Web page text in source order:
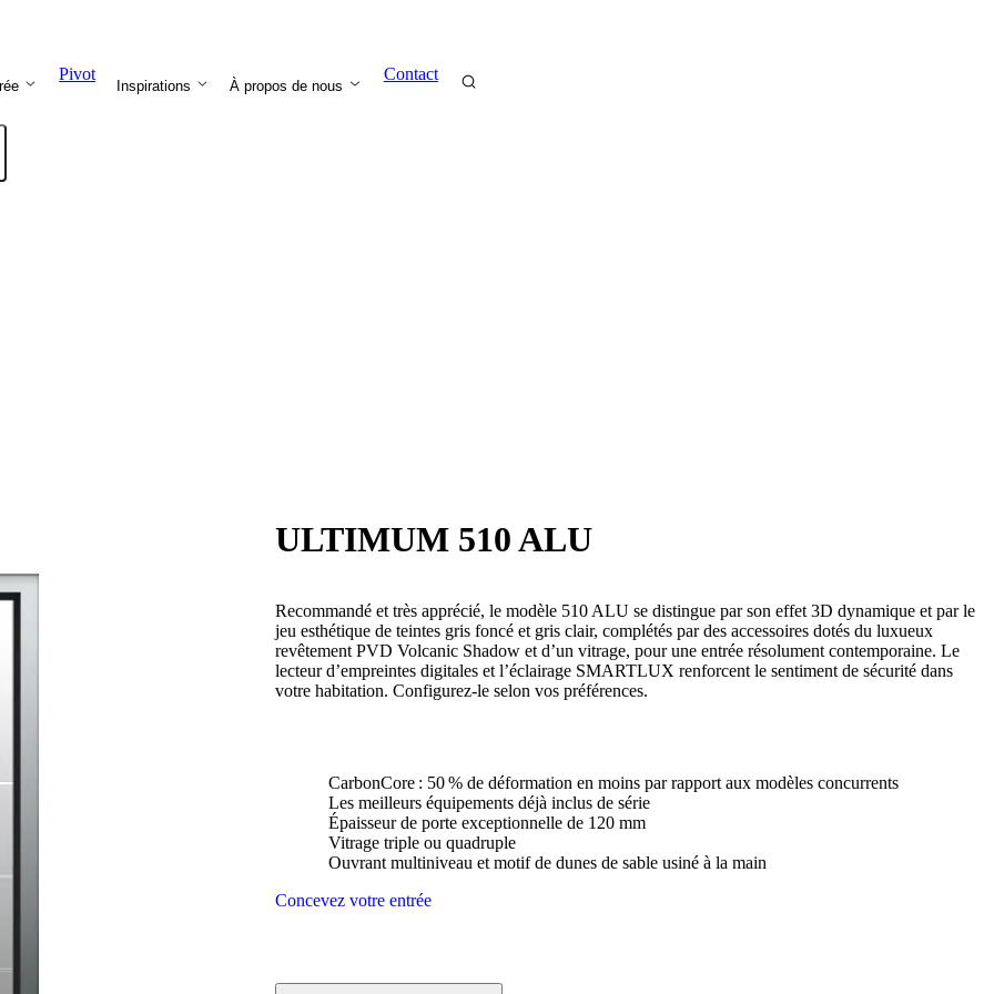
Pivot
Inspirations À propos de nous
Contact
ULTIMUM 510 ALU
Recommandé et très apprécié, le modèle 510 ALU se distingue par son effet 3D dynamique et par le
jeu esthétique de teintes gris foncé et gris clair, complétés par des accessoires dotés du luxueux
revêtement PVD Volcanic Shadow et d’un vitrage, pour une entrée résolument contemporaine. Le
lecteur d’empreintes digitales et l’éclairage SMARTLUX renforcent le sentiment de sécurité dans
votre habitation. Configurez-le selon vos préférences.
CarbonCore : 50 % de déformation en moins par rapport aux modèles concurrents
Les meilleurs équipements déjà inclus de série
Épaisseur de porte exceptionnelle de 120 mm
Vitrage triple ou quadruple
Ouvrant multiniveau et motif de dunes de sable usiné à la main
Concevez votre entrée